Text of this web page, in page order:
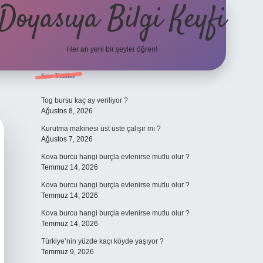
Bilgi Keyfi
Her an yeni bir şeyler öğren!
Sidebar
Son Yazılar
Tog bursu kaç ay veriliyor ?
Ağustos 8, 2026
Kurutma makinesi üst üste çalışır mı ?
Ağustos 7, 2026
Kova burcu hangi burçla evlenirse mutlu olur ?
Temmuz 14, 2026
Kova burcu hangi burçla evlenirse mutlu olur ?
Temmuz 14, 2026
Kova burcu hangi burçla evlenirse mutlu olur ?
Temmuz 14, 2026
Türkiye’nin yüzde kaçı köyde yaşıyor ?
Temmuz 9, 2026